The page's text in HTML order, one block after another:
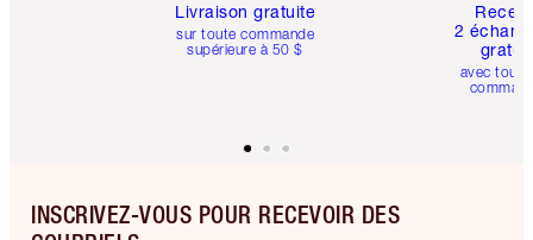
Livraison gratuite
sur toute commande
supérieure à 50 $
2
avec
INSCRIVEZ-VOUS POUR RECEVOIR DES